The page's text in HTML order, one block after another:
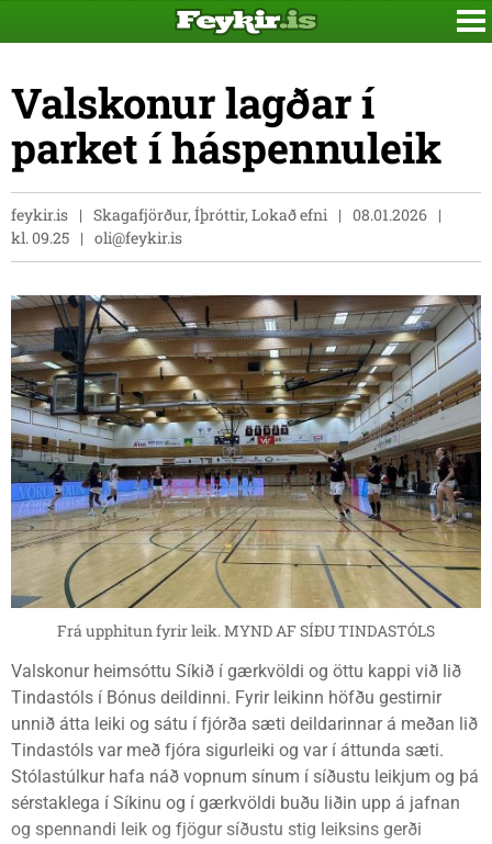
Valskonur lagðar í
parket í háspennuleik
feykir.is Skagafjörður, Íþróttir, Lokað efni
08.01.2026
kl. 09.25
oli@feykir.is
Frá upphitun fyrir leik. MYND AF SÍÐU TINDASTÓLS
Valskonur heimsóttu Síkið í gærkvöldi og öttu kappi við lið
Tindastóls í Bónus deildinni. Fyrir leikinn höfðu gestirnir
unnið átta leiki og sátu í fjórða sæti deildarinnar á meðan lið
Tindastóls var með fjóra sigurleiki og var í áttunda sæti.
Stólastúlkur hafa náð vopnum sínum í síðustu leikjum og þá
sérstaklega í Síkinu og í gærkvöldi buðu liðin upp á jafnan
og spennandi leik og fjögur síðustu stig leiksins gerði